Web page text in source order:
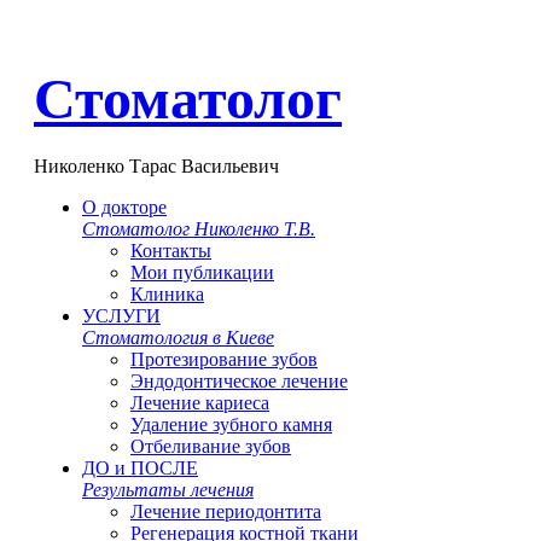
Стоматолог
Николенко Тарас Васильевич
О докторе
Стоматолог Николенко Т.В.
Контакты
Мои публикации
Клиника
УСЛУГИ
Стоматология в Киеве
Протезирование зубов
Эндодонтическое лечение
Лечение кариеса
Удаление зубного камня
Отбеливание зубов
ДО и ПОСЛЕ
Результаты лечения
Лечение периодонтита
Регенерация костной ткани